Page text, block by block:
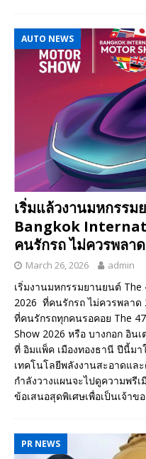
AUTO NEWS
เริ่มแล้วงานมหกรร
Bangkok
คนรักรถ ไม่ควรพลา
March 26, 2026 admin
เริ่มงานมหกรรมยานยนต์
2026 ที่คนรักรถ ไม่ควรพลาด
ที่คนรักรถทุกคนรอคอย The
Show 2026 หรือ บางกอก อิน
ที่ อิมแพ็ค เมืองทองธานี ปีนี้ม
เทคโนโลยีพลังงานสะอาดแล
กำลังวางแผนจะไปดูความพรี
ข้อเสนอสุดพิเศษเพื่อเป็นเจ้าข
PR NEWS